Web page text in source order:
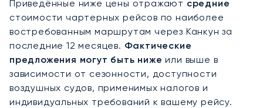
безопасности и высочайший уровень сервиса. В
Канкуне этот опыт гарантирует своевременное
прибытие на такие события, как
Международный кинофестиваль или
региональные турниры PGA, а также идеально
организованные трансферы на курорты
Ривьеры-Майя и уединённые частные острова.
Приведённые ниже цены отражают средние
стоимости чартерных рейсов по наиболее
востребованным маршрутам через Канкун за
последние 12 месяцев. Фактические
предложения могут быть ниже или выше в
зависимости от сезонности, доступности
воздушных судов, применимых налогов и
индивидуальных требований к вашему рейсу.